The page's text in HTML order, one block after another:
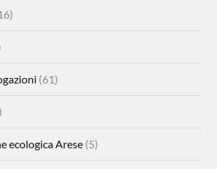
(61)
ecologica Arese (5)